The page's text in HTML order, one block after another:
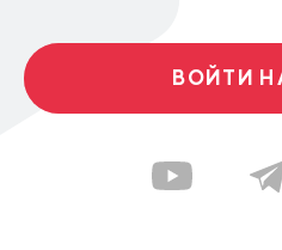
ВОЙТИ